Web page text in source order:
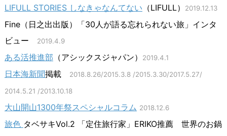
LIFULL STORIES しなきゃなんてない （LIFULL） 2019.12.13
Fine（日之出出版）「30人が語る忘れられない旅」インタ
ビュー
2019.4.9
ある活推進部 （アシックスジャパン） 2019.4.1
日本海新聞掲載 2018.8.26/2015.3.8 /2015.3.30/2017.5.27/
2014.5.21 /2013.10.18
大山開山1300年祭スペシャルコラム 2018.12.6
旅色 タベサキVol.2 「定住旅行家」ERIKO推薦 世界のお鍋